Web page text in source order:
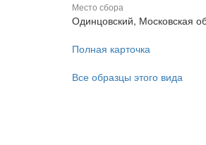
Место сбора
Одинцовский, Московская
Полная карточка
Все образцы этого вида